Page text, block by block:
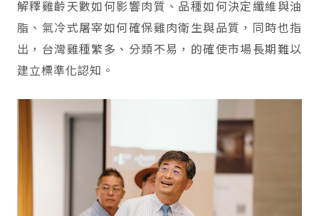
解釋雞齡天數如何影響肉質、品種如何決定纖維與油
脂、氣冷式屠宰如何確保雞肉衛生與品質，同時也指
出，台灣雞種繁多、分類不易，的確使市場長期難以
建立標準化認知。